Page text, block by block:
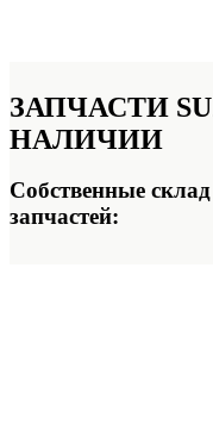
ЗАПЧАСТИ
НАЛИЧИИ
Собственные
запчастей: